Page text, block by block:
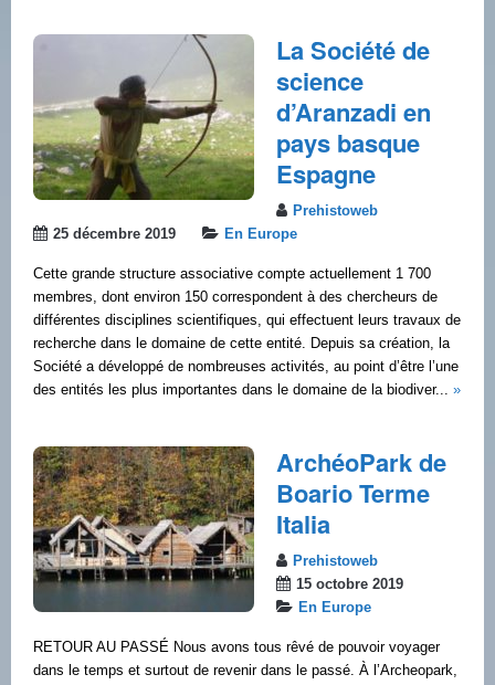
La Société de
science
d’Aranzadi en
pays basque
Espagne
Prehistoweb
25 décembre 2019
En Europe
Cette grande structure associative compte actuellement 1 700
membres, dont environ 150 correspondent à des chercheurs de
différentes disciplines scientifiques, qui effectuent leurs travaux de
recherche dans le domaine de cette entité. Depuis sa création, la
Société a développé de nombreuses activités, au point d’être l’une
des entités les plus importantes dans le domaine de la biodiver... »
ArchéoPark de
Boario Terme
Italia
Prehistoweb
15 octobre 2019
En Europe
RETOUR AU PASSÉ Nous avons tous rêvé de pouvoir voyager
dans le temps et surtout de revenir dans le passé. À l’Archeopark,